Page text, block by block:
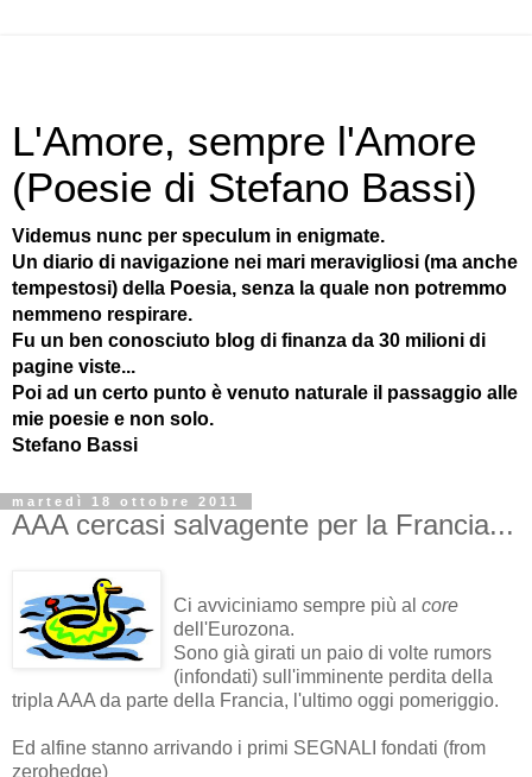
L'Amore, sempre l'Amore
(Poesie di Stefano Bassi)
Videmus nunc per speculum in enigmate.
Un diario di navigazione nei mari meravigliosi (ma anche
tempestosi) della Poesia, senza la quale non potremmo
nemmeno respirare.
Fu un ben conosciuto blog di finanza da 30 milioni di
pagine viste...
Poi ad un certo punto è venuto naturale il passaggio alle
mie poesie e non solo.
Stefano Bassi
martedì 18 ottobre 2011
AAA cercasi salvagente per la Francia...
Ci avviciniamo sempre più al core
dell'Eurozona.
Sono già girati un paio di volte rumors
(infondati) sull'imminente perdita della
tripla AAA da parte della Francia, l'ultimo oggi pomeriggio.
Ed alfine stanno arrivando i primi SEGNALI fondati (from
zerohedge)